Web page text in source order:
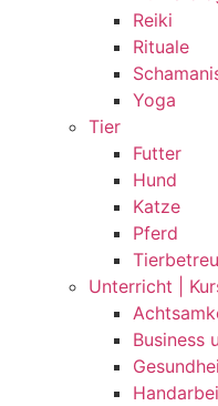
Reiki
Rituale
Yoga
Tier
Futter
Hund
Katze
Pferd
Unterricht |
Business